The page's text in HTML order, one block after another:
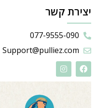
יצירת קשר
077-9555-090
Support@pulliez.com